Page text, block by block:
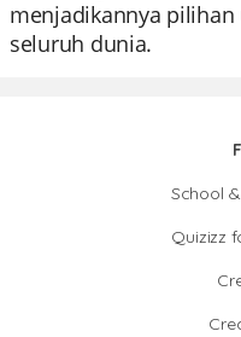
menjadikannya
seluruh dunia.
School
Quizizz